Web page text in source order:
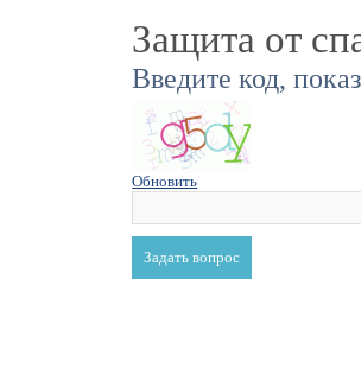
Защита от
Введите код,
Обновить